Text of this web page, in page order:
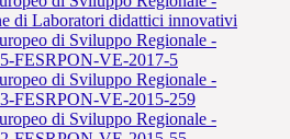
di Laboratori didattici innovativi
di Sviluppo Regionale -
FESRPON-VE-2017-5
di Sviluppo Regionale -
FESRPON-VE-2015-259
di Sviluppo Regionale -